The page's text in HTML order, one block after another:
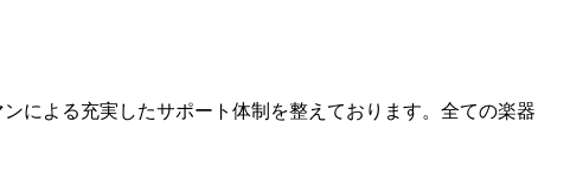
による充実したサポート体制を整えております。全ての楽器